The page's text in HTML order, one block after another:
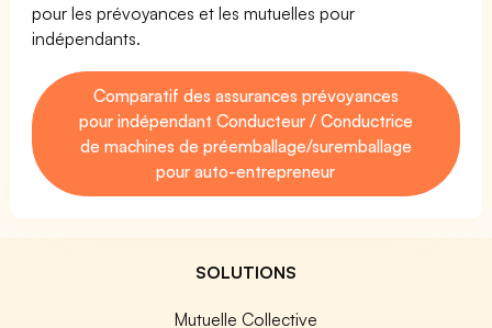
pour les prévoyances et les mutuelles pour
indépendants.
Comparatif des assurances prévoyances
pour indépendant Conducteur / Conductrice
de machines de préemballage/suremballage
pour auto-entrepreneur
SOLUTIONS
Mutuelle Collective